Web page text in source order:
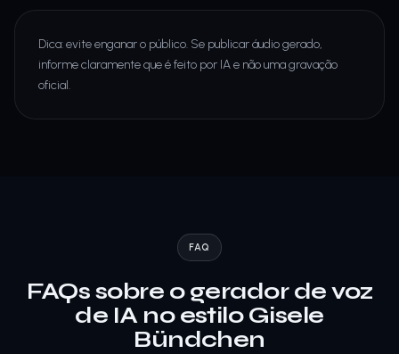
Dica: evite enganar o público. Se publicar áudio gerado,
informe claramente que é feito por IA e não uma gravação
oficial.
FAQ
FAQs sobre o gerador de voz
de IA no estilo Gisele
Bündchen